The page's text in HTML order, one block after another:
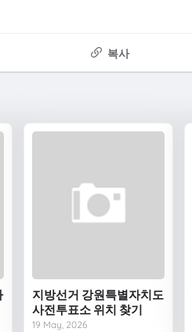
복사
지방선거 강원특별자치도
사전투표소 위치 찾기
19 May, 2026